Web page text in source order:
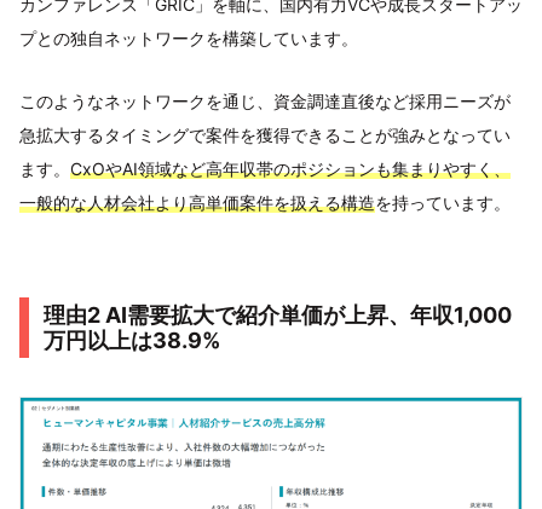
プとの独自ネットワークを構築しています。
このようなネットワークを通じ、資金調達直後など採用ニーズが
急拡大するタイミングで案件を獲得できることが強みとなってい
ます。 CxOやAI領域など高年収帯のポジションも集まりやすく、
一般的な人材会社より高単価案件を扱える構造を持っています。
理由2 AI需要拡大で紹介単価が上昇、年収1,000
万円以上は38.9%